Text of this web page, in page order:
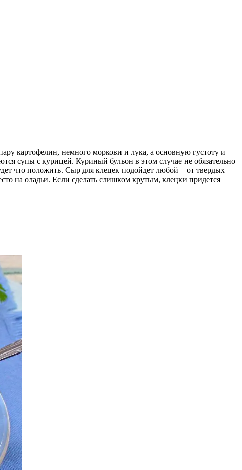
картофелин, немного моркови и лука, а основную густоту и
супы с курицей. Куриный бульон в этом случае не обязательно
что положить. Сыр для клецек подойдет любой – от твердых
на оладьи. Если сделать слишком крутым, клецки придется